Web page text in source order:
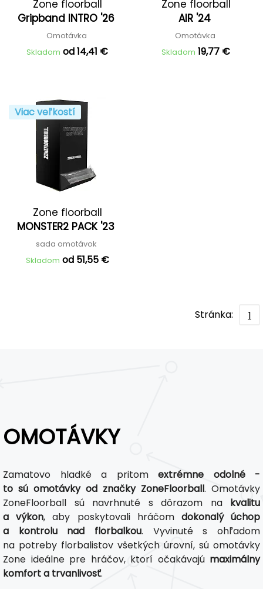
Zone floorball
Gripband INTRO '26
Omotávka
Skladom od 14,41 €
Zone floorball
AIR '24
Omotávka
Skladom 19,77 €
Viac veľkostí
Zone floorball
MONSTER2 PACK '23
sada omotávok
Skladom od 51,55 €
Stránka: 1
OMOTÁVKY
Zamatovo hladké a pritom extrémne odolné -
to sú omotávky od značky ZoneFloorball. Omotávky
ZoneFloorball sú navrhnuté s dôrazom na kvalitu
a výkon, aby poskytovali hráčom dokonalý úchop
a kontrolu nad florbalkou. Vyvinuté s ohľadom
na potreby florbalistov všetkých úrovní, sú omotávky
Zone ideálne pre hráčov, ktorí očakávajú maximálny
komfort a trvanlivosť.